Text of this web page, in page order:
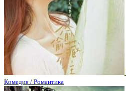
Комедия / Романтика